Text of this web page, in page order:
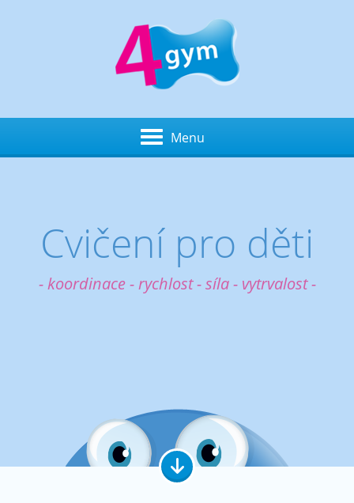
Menu
Cvičení pro děti
- koordinace - rychlost - síla - vytrvalost -